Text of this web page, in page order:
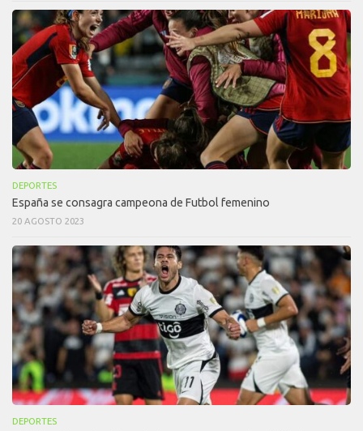
DEPORTES
España se consagra campeona de Futbol femenino
20 AGOSTO 2023
DEPORTES